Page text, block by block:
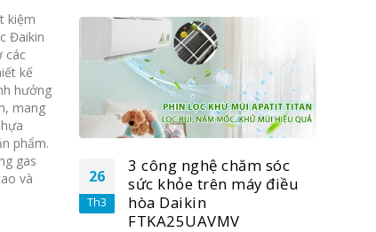
kiệm
Đaikin
các
kế
hưởng
mang
phẩm.
gas
và
sóc
26
Th3
3 công nghệ chăm sóc
sức khỏe trên máy điều
hòa Daikin
FTKA25UAVMV